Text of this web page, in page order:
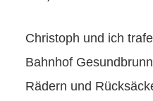
Christoph und ich
Bahnhof
Rädern und